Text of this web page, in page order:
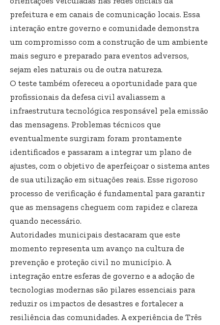
prefeitura e em canais de comunicação locais. Essa
interação entre governo e comunidade demonstra
um compromisso com a construção de um ambiente
mais seguro e preparado para eventos adversos,
sejam eles naturais ou de outra natureza.
O teste também ofereceu a oportunidade para que
profissionais da defesa civil avaliassem a
infraestrutura tecnológica responsável pela emissão
das mensagens. Problemas técnicos que
eventualmente surgiram foram prontamente
identificados e passaram a integrar um plano de
ajustes, com o objetivo de aperfeiçoar o sistema antes
de sua utilização em situações reais. Esse rigoroso
processo de verificação é fundamental para garantir
que as mensagens cheguem com rapidez e clareza
quando necessário.
Autoridades municipais destacaram que este
momento representa um avanço na cultura de
prevenção e proteção civil no município. A
integração entre esferas de governo e a adoção de
tecnologias modernas são pilares essenciais para
reduzir os impactos de desastres e fortalecer a
resiliência das comunidades. A experiência de Três